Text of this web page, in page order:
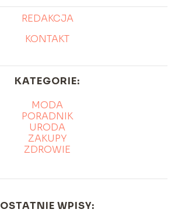
REDAKCJA
KONTAKT
KATEGORIE:
MODA
PORADNIK
URODA
ZAKUPY
ZDROWIE
OSTATNIE WPISY: